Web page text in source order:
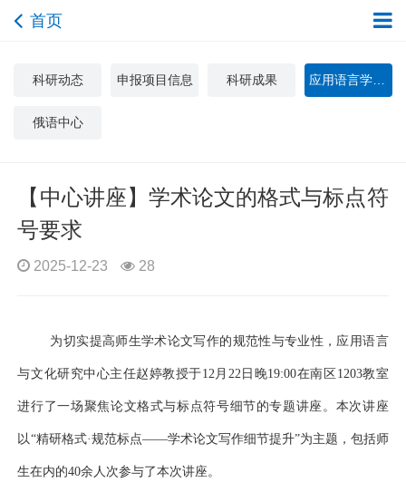
首页
科研动态 申报项目信息 科研成果
俄语中心
【中心讲座】学术论文的格式与标点符
号要求
2025-12-23 28
为切实提高师生学术论文写作的规范性与专业性，应用语言
与文化研究中心主任赵婷教授于12月 22日 晚19:00在南区 1203教室
进行了一场聚焦论文格式与标点符号细节的专题讲座。本次讲座
以“精研格式·规范标点——学术论文写作细节提升”为主题， 包括师
生在内的40余人次参与了本次讲座。